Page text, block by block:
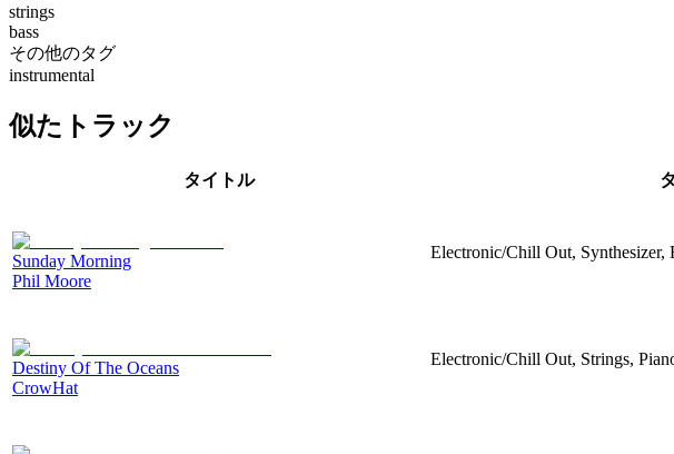
strings
bass
その他のタグ
instrumental
似たトラック
タイトル
Sunday Morning
Phil Moore
Electronic/Chill Out, Synthesizer,
Destiny Of The Oceans
CrowHat
Electronic/Chill Out, Strings,